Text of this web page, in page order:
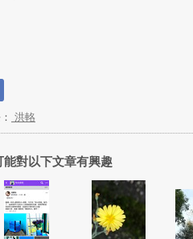
洪輅
能對以下文章有興趣